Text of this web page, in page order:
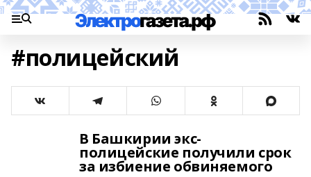
#полицейский
В Башкирии экс-
полицейские получили срок
за избиение обвиняемого